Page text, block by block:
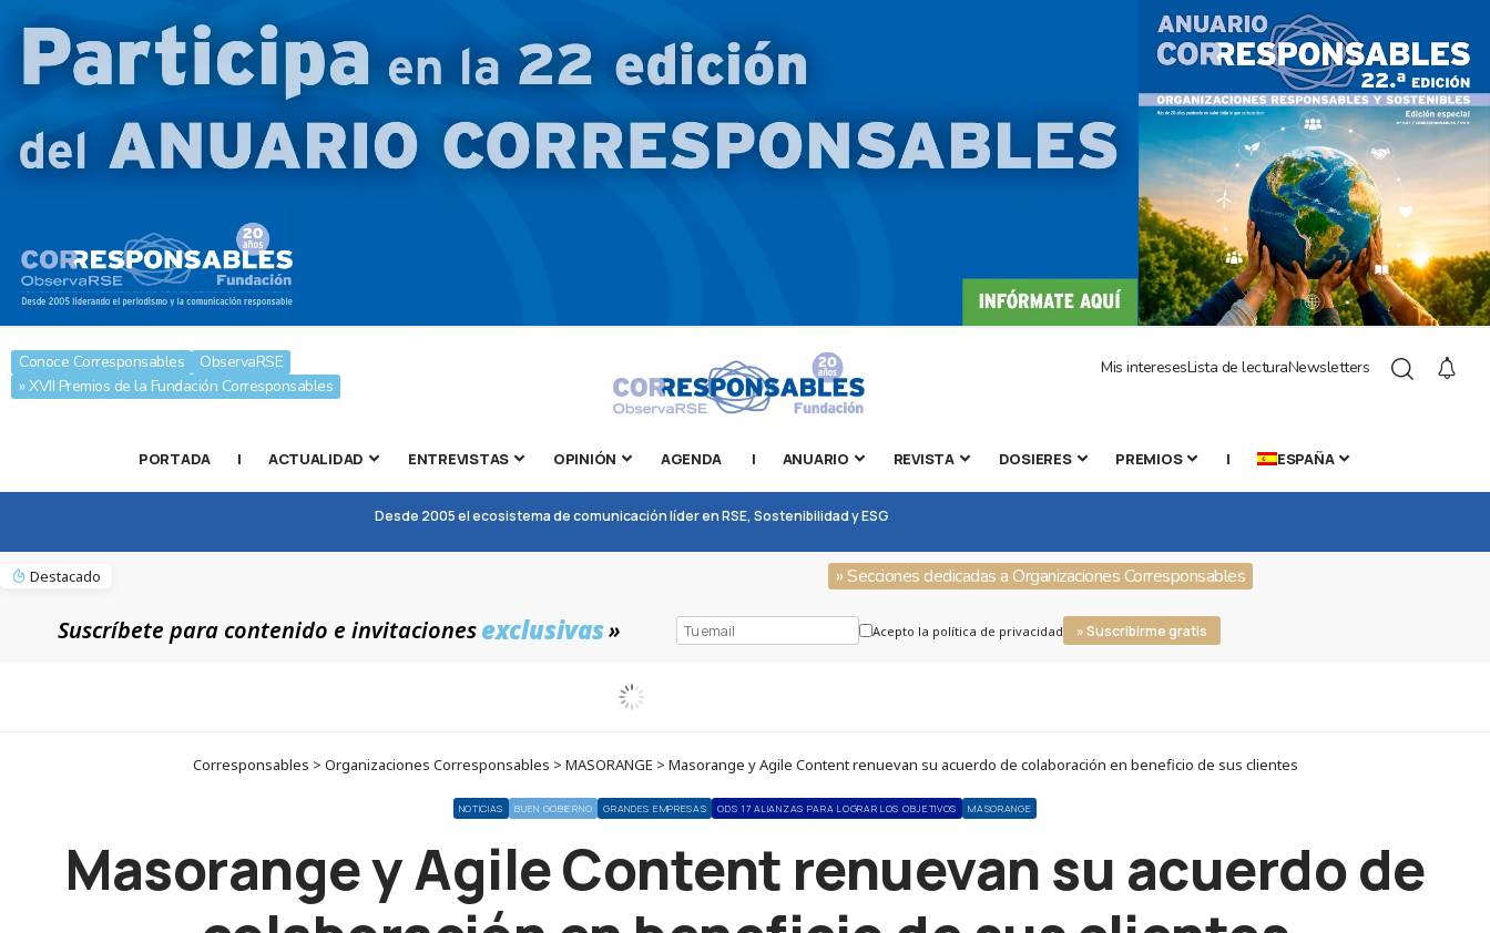
Conoce Corresponsables
ObservaRSE
» XVII Premios de la Fundación Corresponsables
Mis interesesLista de lecturaNewsletters
PORTADA | ACTUALIDAD ENTREVISTAS OPINIÓN AGENDA | ANUARIO REVISTA DOSIERES PREMIOS | ESPAÑA
Desde 2005 el ecosistema de comunicación líder en RSE, Sostenibilidad y ESG
Destacado » Secciones dedicadas a Organizaciones Corresponsables
Suscríbete para contenido e invitacionesexclusivas» Acepto la política de privacidad » Suscribirme gratis
Corresponsables > Organizaciones Corresponsables > MASORANGE > Masorange y Agile Content renuevan su acuerdo de colaboración en beneficio de sus clientes
NOTICIAS BUEN GOBIERNO GRANDES EMPRESAS ODS 17 ALIANZAS PARA LOGRAR LOS OBJETIVOS MASORANGE
Masorange y Agile Content renuevan su acuerdo de